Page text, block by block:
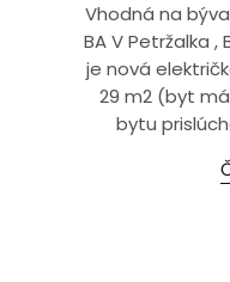
Vhodná na
BA V Petržalka
je nová
29 m2 (byt
bytu